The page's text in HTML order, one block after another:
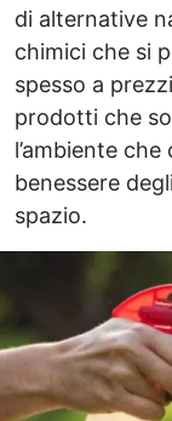
di alternative
chimici che si
spesso a
prodotti che
l’ambiente
benessere
spazio.